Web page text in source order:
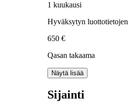
1 kuukausi
Hyväksytyn
650 €
Qasan takaama
Näytä lisää
Sijainti